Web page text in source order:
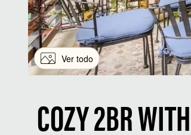
Ver todo
COZY 2BR